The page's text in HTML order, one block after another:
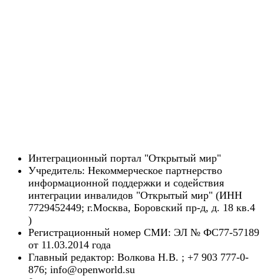
Интеграционный портал "Открытый мир"
Учредитель: Некоммерческое партнерство
информационной поддержки и содействия
интеграции инвалидов "Открытый мир" (ИНН
7729452449; г.Москва, Боровский пр-д, д. 18 кв.4
)
Регистрационный номер СМИ: ЭЛ № ФС77-57189
от 11.03.2014 года
Главный редактор: Волкова Н.В. ; +7 903 777-0-
876; info@openworld.su